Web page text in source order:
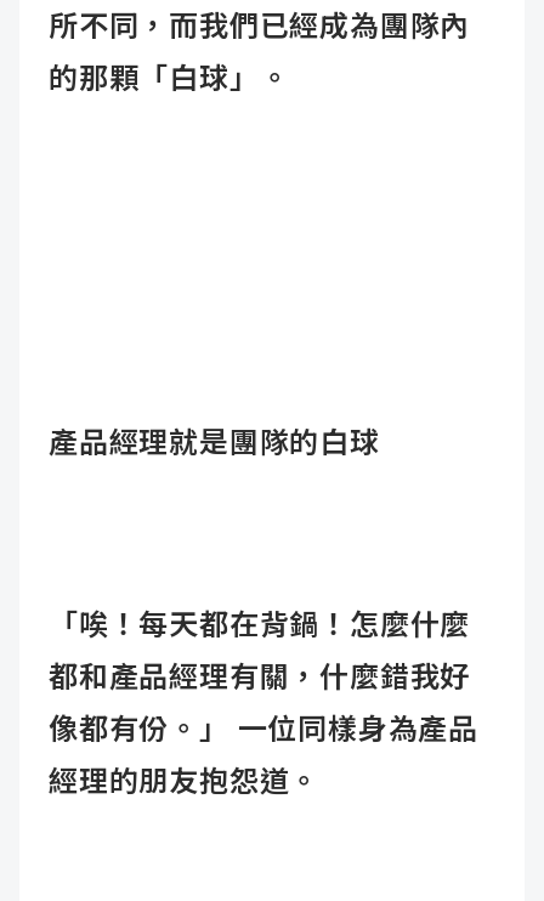
所不同，而我們已經成為團隊內
的那顆「白球」。
產品經理就是團隊的白球
「唉！每天都在背鍋！怎麼什麼
都和產品經理有關，什麼錯我好
像都有份。」 一位同樣身為產品
經理的朋友抱怨道。